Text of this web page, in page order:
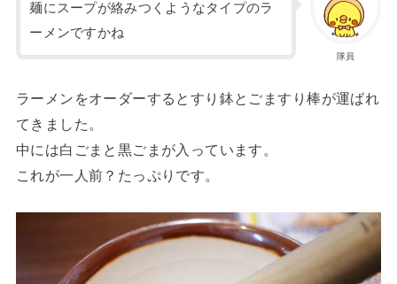
隊員
麺にスープが絡みつくようなタイプのラ
ーメンですかね
ラーメンをオーダーするとすり鉢とごますり棒が運ばれ
てきました。
中には白ごまと黒ごまが入っています。
これが一人前？たっぷりです。